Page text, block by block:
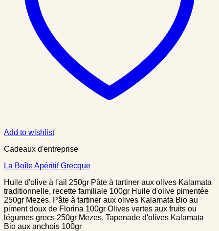
Add to wishlist
Cadeaux d'entreprise
La Boîte Apéritif Grecque
Huile d'olive à l'ail 250gr Pâte à tartiner aux olives Kalamata
traditionnelle, recette familiale 100gr Huile d'olive pimentée
250gr Mezes, Pâte à tartiner aux olives Kalamata Bio au
piment doux de Florina 100gr Olives vertes aux fruits ou
légumes grecs 250gr Mezes, Tapenade d'olives Kalamata
Bio aux anchois 100gr